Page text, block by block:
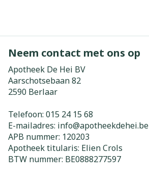
Neem contact met ons op
Apotheek De Hei BV
Aarschotsebaan 82
2590 Berlaar
Telefoon: 015 24 15 68
E-mailadres: info@apotheekdehei.be
APB nummer: 120203
Apotheek titularis: Elien Crols
BTW nummer: BE0888277597